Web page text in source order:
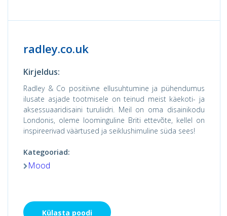
radley.co.uk
Kirjeldus:
Radley & Co positiivne ellusuhtumine ja pühendumus
ilusate asjade tootmisele on teinud meist käekoti- ja
aksessuaaridisaini turuliidri. Meil on oma disainikodu
Londonis, oleme loominguline Briti ettevõte, kellel on
inspireerivad väärtused ja seiklushimuline süda sees!
Kategooriad:
Mood
Külasta poodi